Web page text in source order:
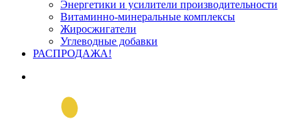
Энергетики и усилители производительности
Витаминно-минеральные комплексы
Жиросжигатели
Углеводные добавки
РАСПРОДАЖА!